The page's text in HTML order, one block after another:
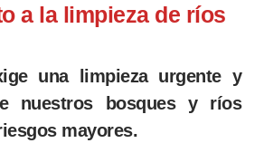
a la limpieza de ríos
una limpieza urgente y
nuestros bosques y ríos
mayores.